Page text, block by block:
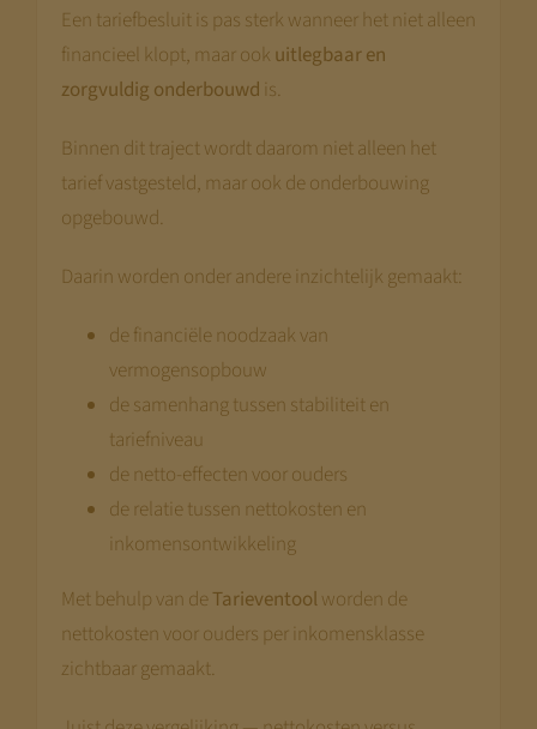
Een tariefbesluit is pas sterk wanneer het niet alleen
financieel klopt, maar ook uitlegbaar en
zorgvuldig onderbouwd is.
Binnen dit traject wordt daarom niet alleen het
tarief vastgesteld, maar ook de onderbouwing
opgebouwd.
Daarin worden onder andere inzichtelijk gemaakt:
de financiële noodzaak van
vermogensopbouw
de samenhang tussen stabiliteit en
tariefniveau
de netto-effecten voor ouders
de relatie tussen nettokosten en
inkomensontwikkeling
Met behulp van deTarieventoolworden de
nettokosten voor ouders per inkomensklasse
zichtbaar gemaakt.